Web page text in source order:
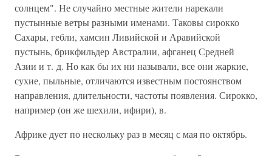
солнцем". Не случайно местные жители нарекали
пустынные ветры разными именами. Таковы сирокко
Сахары, гебли, хамсин Ливийской и Аравийской
пустынь, брикфильдер Австралии, афганец Средней
Азии и т. д. Но как бы их ни называли, все они жаркие,
сухие, пыльные, отличаются известным постоянством
направления, длительности, частоты появления. Сирокко,
например (он же шехили, ифири), в.
Африке дует по нескольку раз в месяц с мая по октябрь.